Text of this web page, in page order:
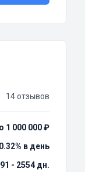
14 отзывов
1 000 000 ₽
в день
91 - 2554 дн.